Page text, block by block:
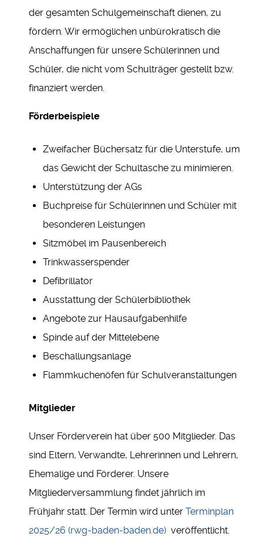
der gesamten Schulgemeinschaft dienen, zu
fördern. Wir ermöglichen unbürokratisch die
Anschaffungen für unsere Schülerinnen und
Schüler, die nicht vom Schulträger gestellt bzw.
finanziert werden.
Förderbeispiele
Zweifacher Büchersatz für die Unterstufe, um
das Gewicht der Schultasche zu minimieren.
Unterstützung der AGs
Buchpreise für Schülerinnen und Schüler mit
besonderen Leistungen
Sitzmöbel im Pausenbereich
Trinkwasserspender
Defibrillator
Ausstattung der Schülerbibliothek
Angebote zur Hausaufgabenhilfe
Spinde auf der Mittelebene
Beschallungsanlage
Flammkuchenöfen für Schulveranstaltungen
Mitglieder
Unser Förderverein hat über 500 Mitglieder. Das
sind Eltern, Verwandte, Lehrerinnen und Lehrern,
Ehemalige und Förderer. Unsere
Mitgliederversammlung findet jährlich im
Frühjahr statt. Der Termin wird unter Terminplan
2025/26 (rwg-baden-baden.de) veröffentlicht.